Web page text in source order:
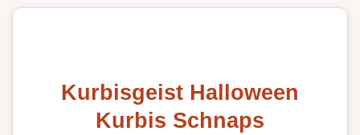
Kurbisgeist Halloween
Kurbis Schnaps